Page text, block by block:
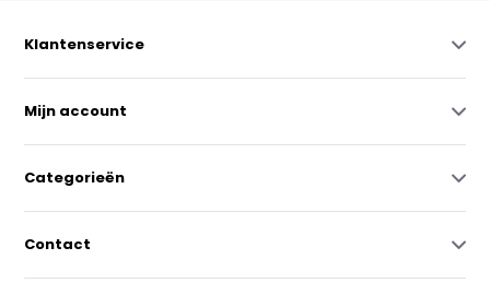
Klantenservice
Mijn account
Categorieën
Contact